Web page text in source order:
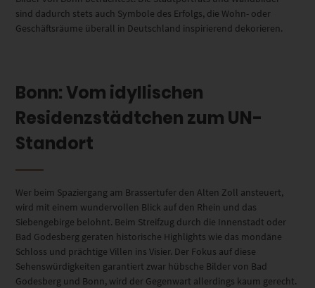
sind dadurch stets auch Symbole des Erfolgs, die Wohn- oder
Geschäftsräume überall in Deutschland inspirierend dekorieren.
Bonn: Vom idyllischen
Residenzstädtchen zum UN-
Standort
Wer beim Spaziergang am Brassertufer den Alten Zoll ansteuert,
wird mit einem wundervollen Blick auf den Rhein und das
Siebengebirge belohnt. Beim Streifzug durch die Innenstadt oder
Bad Godesberg geraten historische Highlights wie das mondäne
Schloss und prächtige Villen ins Visier. Der Fokus auf diese
Sehenswürdigkeiten garantiert zwar hübsche Bilder von Bad
Godesberg und Bonn, wird der Gegenwart allerdings kaum gerecht.